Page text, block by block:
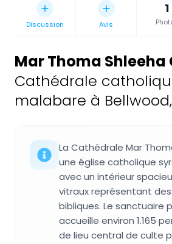
Discussion Avis
1
Mar Thoma
Cathédrale
malabare à
La Cathédrale Mar
une église catholique
avec un intérieur
vitraux représentant
bibliques. Le sanctuaire
accueille environ 1.165
de lieu central de culte